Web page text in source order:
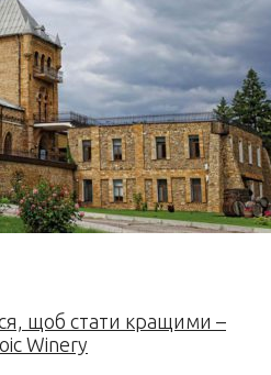
щоб стати кращими –
Winery